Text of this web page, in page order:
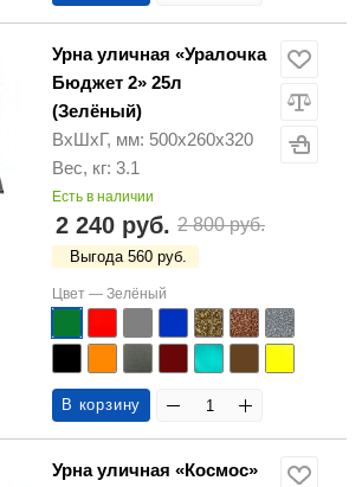
Урна уличная «Уралочка
Бюджет 2» 25л
(Зелёный)
ВхШхГ, мм: 500х260х320
Вес, кг: 3.1
Есть в наличии
2 240 руб. 2 800 руб.
Выгода 560 руб.
Цвет — Зелёный
В корзину
Урна уличная «Космос»